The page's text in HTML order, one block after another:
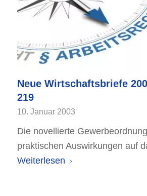
Neue Wirtschaftsbriefe
219
10. Januar 2003
Die novellierte
praktischen Auswirkungen auf
Weiterlesen